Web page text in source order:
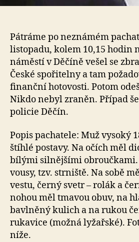
Pátráme po neznámém
listopadu, kolem 10,15 hodin
náměstí v Děčíně vešel se
České spořitelny a tam
finanční hotovosti. Potom
Nikdo nebyl zraněn. Případ
policie Děčín.
Popis pachatele: Muž vysoký
štíhlé postavy. Na očích měl
bílými silnějšími
vousy, tzv. strniště. Na sobě
vestu, černý svetr – rolák a
nohou měl tmavou obuv, na
bavlněný kulich a na rukou
rukavice (možná lyžařské).
níže.